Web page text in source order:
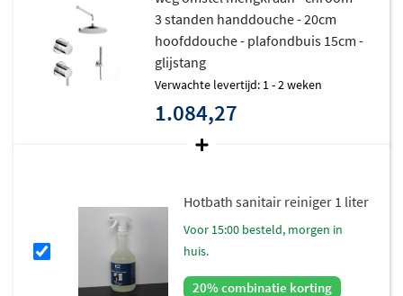
3 standen handdouche - 20cm
hoofddouche - plafondbuis 15cm -
glijstang
Verwachte levertijd: 1 - 2 weken
1.084,27
Hotbath sanitair reiniger 1 liter
voor 15:00 besteld, morgen in
huis.
20% combinatie korting